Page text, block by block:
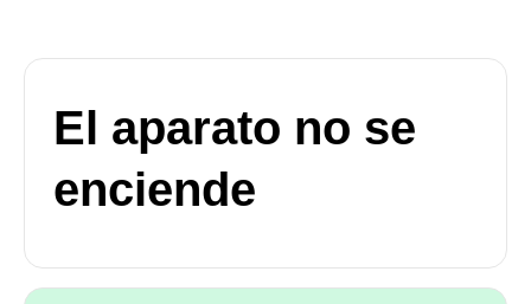
El aparato no se
enciende